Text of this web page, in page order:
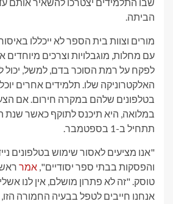
הביתה.
מורים וצוות בית הספר לא ייכללו
עם מחלות, מוגבלויות וצרכים
לפקח על רמת הסוכר בדם, למשל, יכול
האלקטרוניקה שלו. תלמידים אחרים
בטלפונים שלהם במקרה חירום. אם
במלואה, היא תיכנס לתוקף כאשר שנת
תתחיל ב-1 בספטמבר.
"אנו מציעים לאסור שימוש בטלפונים
והפסקות בבתי ספר יסודיים", אמר
טוסק. "זה לא פתרון מושלם, אין לנו
אנחנו חייבים לטפל בבעיה החמורה